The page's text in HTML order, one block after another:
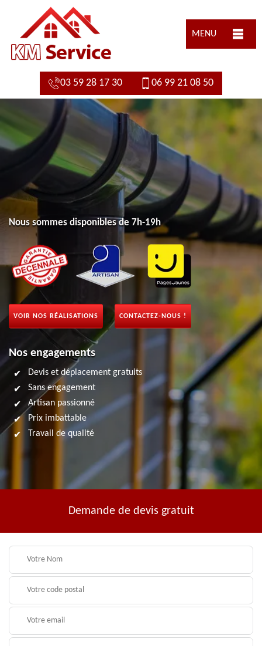
MENU
03 59 28 17 30 06 99 21 08 50
Nous sommes disponibles de 7h-19h
VOIR NOS RÉALISATIONS CONTACTEZ-NOUS !
Nos engagements
Devis et déplacement gratuits
Sans engagement
Artisan passionné
Prix imbattable
Travail de qualité
Demande de devis gratuit